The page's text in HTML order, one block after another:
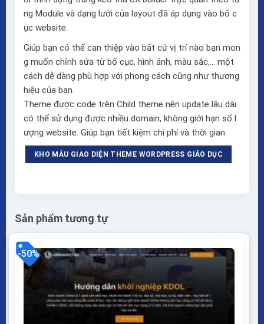
ng Module và dạng lưới của layout đã áp dụng vào bố c
ục website.
Giúp bạn có thể can thiệp vào bất cứ vị trí nào bạn mon
g muốn chỉnh sửa từ bố cục, hình ảnh, màu sắc,… một
cách dễ dàng phù hợp với phong cách cũng như thương
hiệu của bạn.
Theme được code trên Child theme nên update lâu dài
có thể sử dụng được nhiều domain, không giới hạn số l
ượng website. Giúp bạn tiết kiệm chi phí và thời gian
KHO MẪU GIAO DIỆN THEME WORDPRESS GIÁO DỤC
Sản phẩm tương tự
-50%